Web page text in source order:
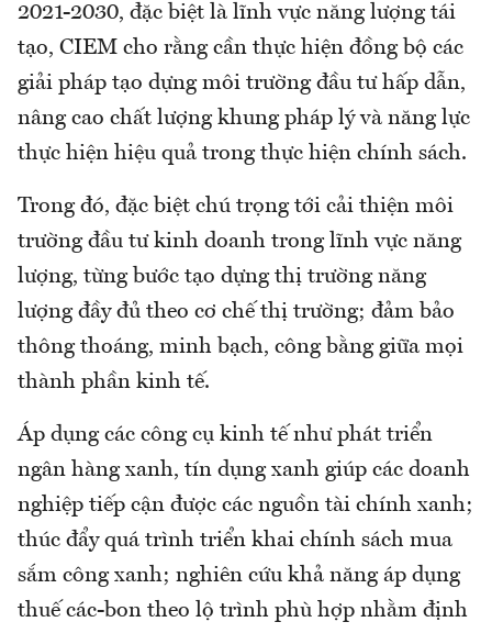
2021-2030, đặc biệt là lĩnh vực năng lượng tái
tạo, CIEM cho rằng cần thực hiện đồng bộ các
giải pháp tạo dựng môi trường đầu tư hấp dẫn,
nâng cao chất lượng khung pháp lý và năng lực
thực hiện hiệu quả trong thực hiện chính sách.
Trong đó, đặc biệt chú trọng tới cải thiện môi
trường đầu tư kinh doanh trong lĩnh vực năng
lượng, từng bước tạo dựng thị trường năng
lượng đầy đủ theo cơ chế thị trường; đảm bảo
thông thoáng, minh bạch, công bằng giữa mọi
thành phần kinh tế.
Áp dụng các công cụ kinh tế như phát triển
ngân hàng xanh, tín dụng xanh giúp các doanh
nghiệp tiếp cận được các nguồn tài chính xanh;
thúc đẩy quá trình triển khai chính sách mua
sắm công xanh; nghiên cứu khả năng áp dụng
thuế các-bon theo lộ trình phù hợp nhằm định